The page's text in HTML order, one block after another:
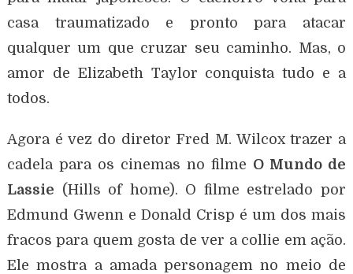
casa traumatizado e pronto para atacar
qualquer um que cruzar seu caminho. Mas, o
amor de Elizabeth Taylor conquista tudo e a
todos.
Agora é vez do diretor Fred M. Wilcox trazer a
cadela para os cinemas no filme O Mundo de
Lassie (Hills of home). O filme estrelado por
Edmund Gwenn e Donald Crisp é um dos mais
fracos para quem gosta de ver a collie em ação.
Ele mostra a amada personagem no meio de